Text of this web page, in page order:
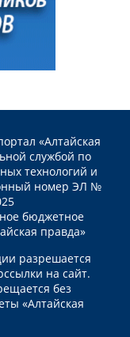
«Алтайская
службой по
технологий и
номер ЭЛ №
бюджетное
правда»
разрешается
на сайт.
без
«Алтайская